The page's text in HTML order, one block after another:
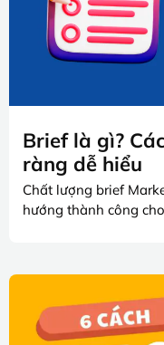
Brief là gì?
ràng dễ hiểu
Chất lượng brief
hướng thành công